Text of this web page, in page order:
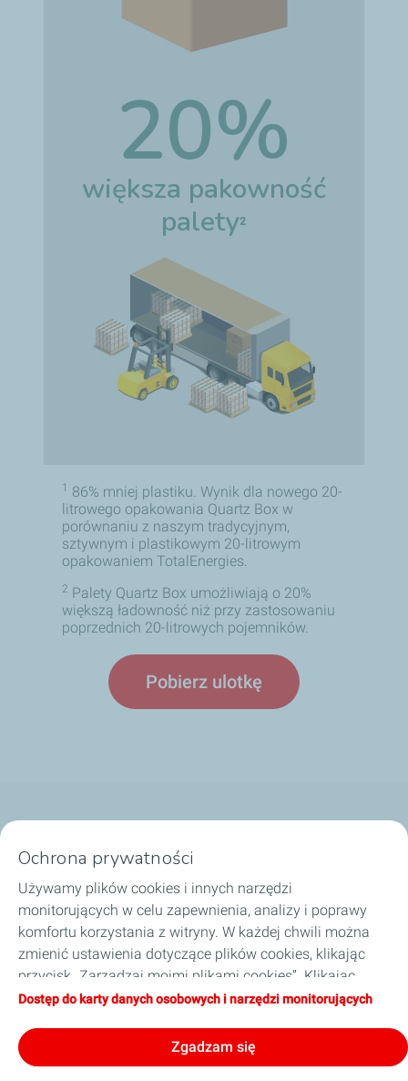
20%
większa pakowność
palety2
1 86% mniej plastiku. Wynik dla nowego 20-
litrowego opakowania Quartz Box w
porównaniu z naszym tradycyjnym,
sztywnym i plastikowym 20-litrowym
opakowaniem TotalEnergies.
2 Palety Quartz Box umożliwiają o 20%
większą ładowność niż przy zastosowaniu
poprzednich 20-litrowych pojemników.
Pobierz ulotkę
Dobierz olej
Porady i wskazówki
O TotalEnergies
Zostań naszym partnerem
Ochrona prywatności
Używamy plików cookies i innych narzędzi
monitorujących w celu zapewnienia, analizy i poprawy
komfortu korzystania z witryny. W każdej chwili można
zmienić ustawienia dotyczące plików cookies, klikając
przycisk „Zarządzaj moimi plikami cookies”. Klikając
przycisk „Akceptuję”, wyrażają Państwo zgodę na
kliknięcia przycisku „Odmawiam”, używane będą tylko
techniczne pliki cookies niezbędne do prawidłowego
Dostęp do karty danych osobowych i narzędzi monitorujących
Zgadzam się